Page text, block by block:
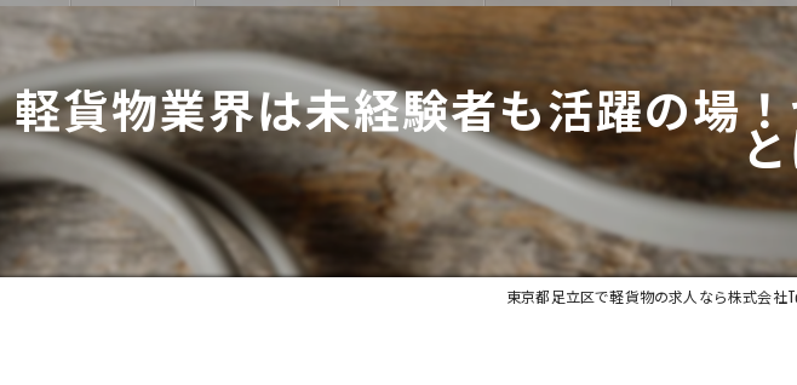
軽貨物業界は未経験者も活躍の場
東京都足立区で軽貨物の求人なら株式会社